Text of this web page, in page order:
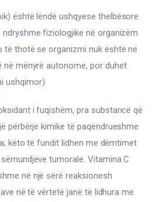
per COVID-19
zemres
suplementet
është lëndë ushqyese thelbësore
fiziologjike në organizëm
të thotë se organizmi nuk është në
në mënyrë autonome, por duhet
ushqimor).
i fuqishëm, pra substancë që
përbërje kimike të paqëndrueshme
këto të fundit lidhen me dëmtimet
tumorale. Vitamina C
në një sërë reaksionesh
në të vërtetë janë të lidhura me